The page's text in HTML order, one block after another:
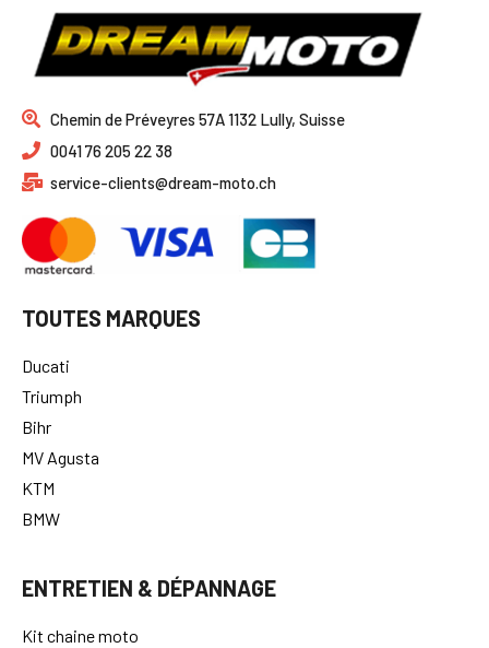
Chemin de Préveyres 57A 1132 Lully, Suisse
0041 76 205 22 38
service-clients@dream-moto.ch
TOUTES MARQUES
Ducati
Triumph
Bihr
MV Agusta
KTM
BMW
ENTRETIEN & DÉPANNAGE
Kit chaine moto